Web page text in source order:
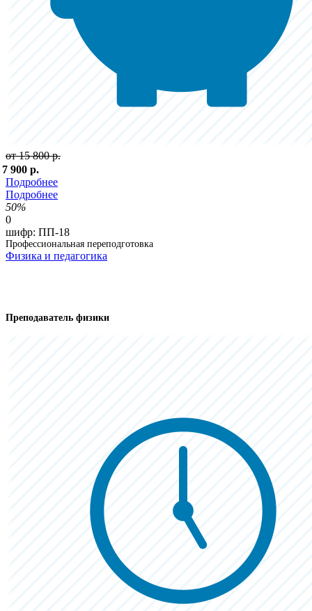
от 15 800 р.
7 900 р.
Подробнее
Подробнее
50%
0
шифр: ПП-18
Профессиональная переподготовка
Физика и педагогика
Преподаватель физики